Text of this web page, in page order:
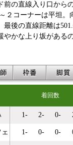
前の直線入り口から
２コーナーは平坦。
最後の直線距離は
かな上り坂がある